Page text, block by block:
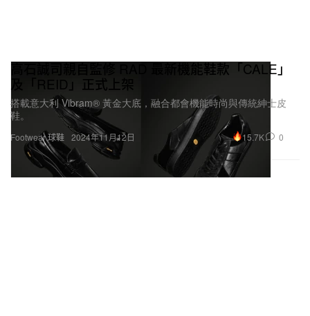
Footwear 球鞋
高石誠司親自監修 RAD 最新機能鞋款「CALE」
及「REID」正式上架
搭載意大利 Vibram® 黃金大底，融合都會機能時尚與傳統紳士皮
鞋。
2024年11月12日 15.7K 0